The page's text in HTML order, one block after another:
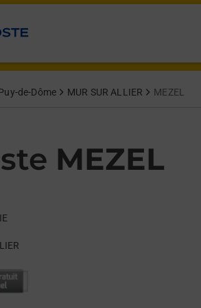
de-Dôme MUR SUR ALLIER MEZEL
MEZEL
at 42 RUE DE LA MAIRIE MUR SUR
nouvel onglet